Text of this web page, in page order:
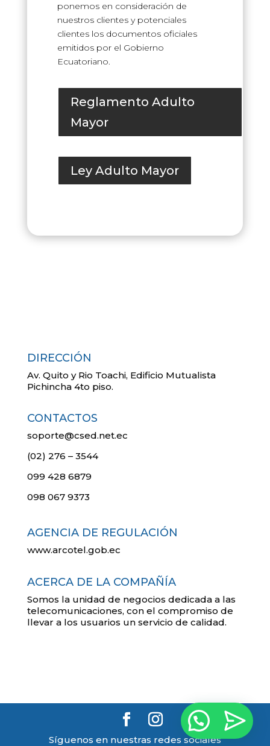
ponemos en consideración de
nuestros clientes y potenciales
clientes los documentos oficiales
emitidos por el Gobierno
Ecuatoriano.
Reglamento Adulto
Mayor
Ley Adulto Mayor
DIRECCIÓN
Av. Quito y Rio Toachi, Edificio Mutualista
Pichincha 4to piso.
CONTACTOS
soporte@csed.net.ec
(02) 276 – 3544
099 428 6879
098 067 9373
AGENCIA DE REGULACIÓN
www.arcotel.gob.ec
ACERCA DE LA COMPAÑÍA
Somos la unidad de negocios dedicada a las
telecomunicaciones, con el compromiso de
llevar a los usuarios un servicio de calidad.
Síguenos en nuestras redes sociales